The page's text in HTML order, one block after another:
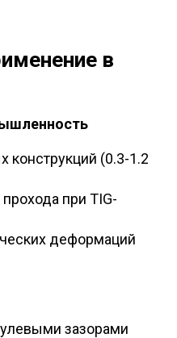
в
конструкций (0.3-1.2
при TIG-
деформаций
зазорами